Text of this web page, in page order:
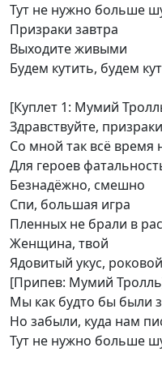
Тут не нужно больше
Призраки завтра
Выходите живыми
Будем кутить, будем
[Куплет 1: Мумий
Здравствуйте,
Со мной так всё время
Для героев
Безнадёжно, смешно
Спи, большая игра
Пленных не брали в
Женщина, твой
Ядовитый укус, роковой
[Припев: Мумий
Мы как будто бы были
Но забыли, куда нам
Тут не нужно больше